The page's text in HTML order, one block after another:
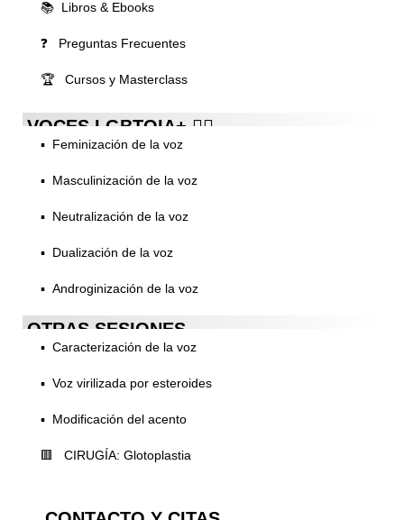
📚 Libros & Ebooks
❓ Preguntas Frecuentes
🏆 Cursos y Masterclass
VOCES LGBTQIA+ 🏳️‍🌈
▪️ Feminización de la voz
▪️ Masculinización de la voz
▪️ Neutralización de la voz
▪️ Dualización de la voz
▪️ Androginización de la voz
OTRAS SESIONES
▪️ Caracterización de la voz
▪️ Voz virilizada por esteroides
▪️ Modificación del acento
🟥 CIRUGÍA: Glotoplastia